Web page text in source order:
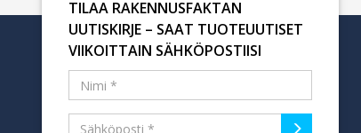
TILAA RAKENNUSFAKTAN
UUTISKIRJE – SAAT TUOTEUUTISET
VIIKOITTAIN SÄHKÖPOSTIISI